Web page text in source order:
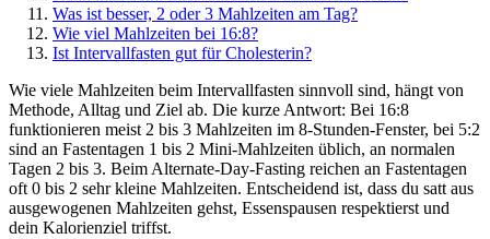
Was ist besser, 2 oder 3 Mahlzeiten am Tag?
Wie viel Mahlzeiten bei 16:8?
Ist Intervallfasten gut für Cholesterin?
Wie viele Mahlzeiten beim Intervallfasten sinnvoll sind, hängt von
Methode, Alltag und Ziel ab. Die kurze Antwort: Bei 16:8
funktionieren meist 2 bis 3 Mahlzeiten im 8-Stunden-Fenster, bei 5:2
sind an Fastentagen 1 bis 2 Mini-Mahlzeiten üblich, an normalen
Tagen 2 bis 3. Beim Alternate-Day-Fasting reichen an Fastentagen
oft 0 bis 2 sehr kleine Mahlzeiten. Entscheidend ist, dass du satt aus
ausgewogenen Mahlzeiten gehst, Essenspausen respektierst und
dein Kalorienziel triffst.